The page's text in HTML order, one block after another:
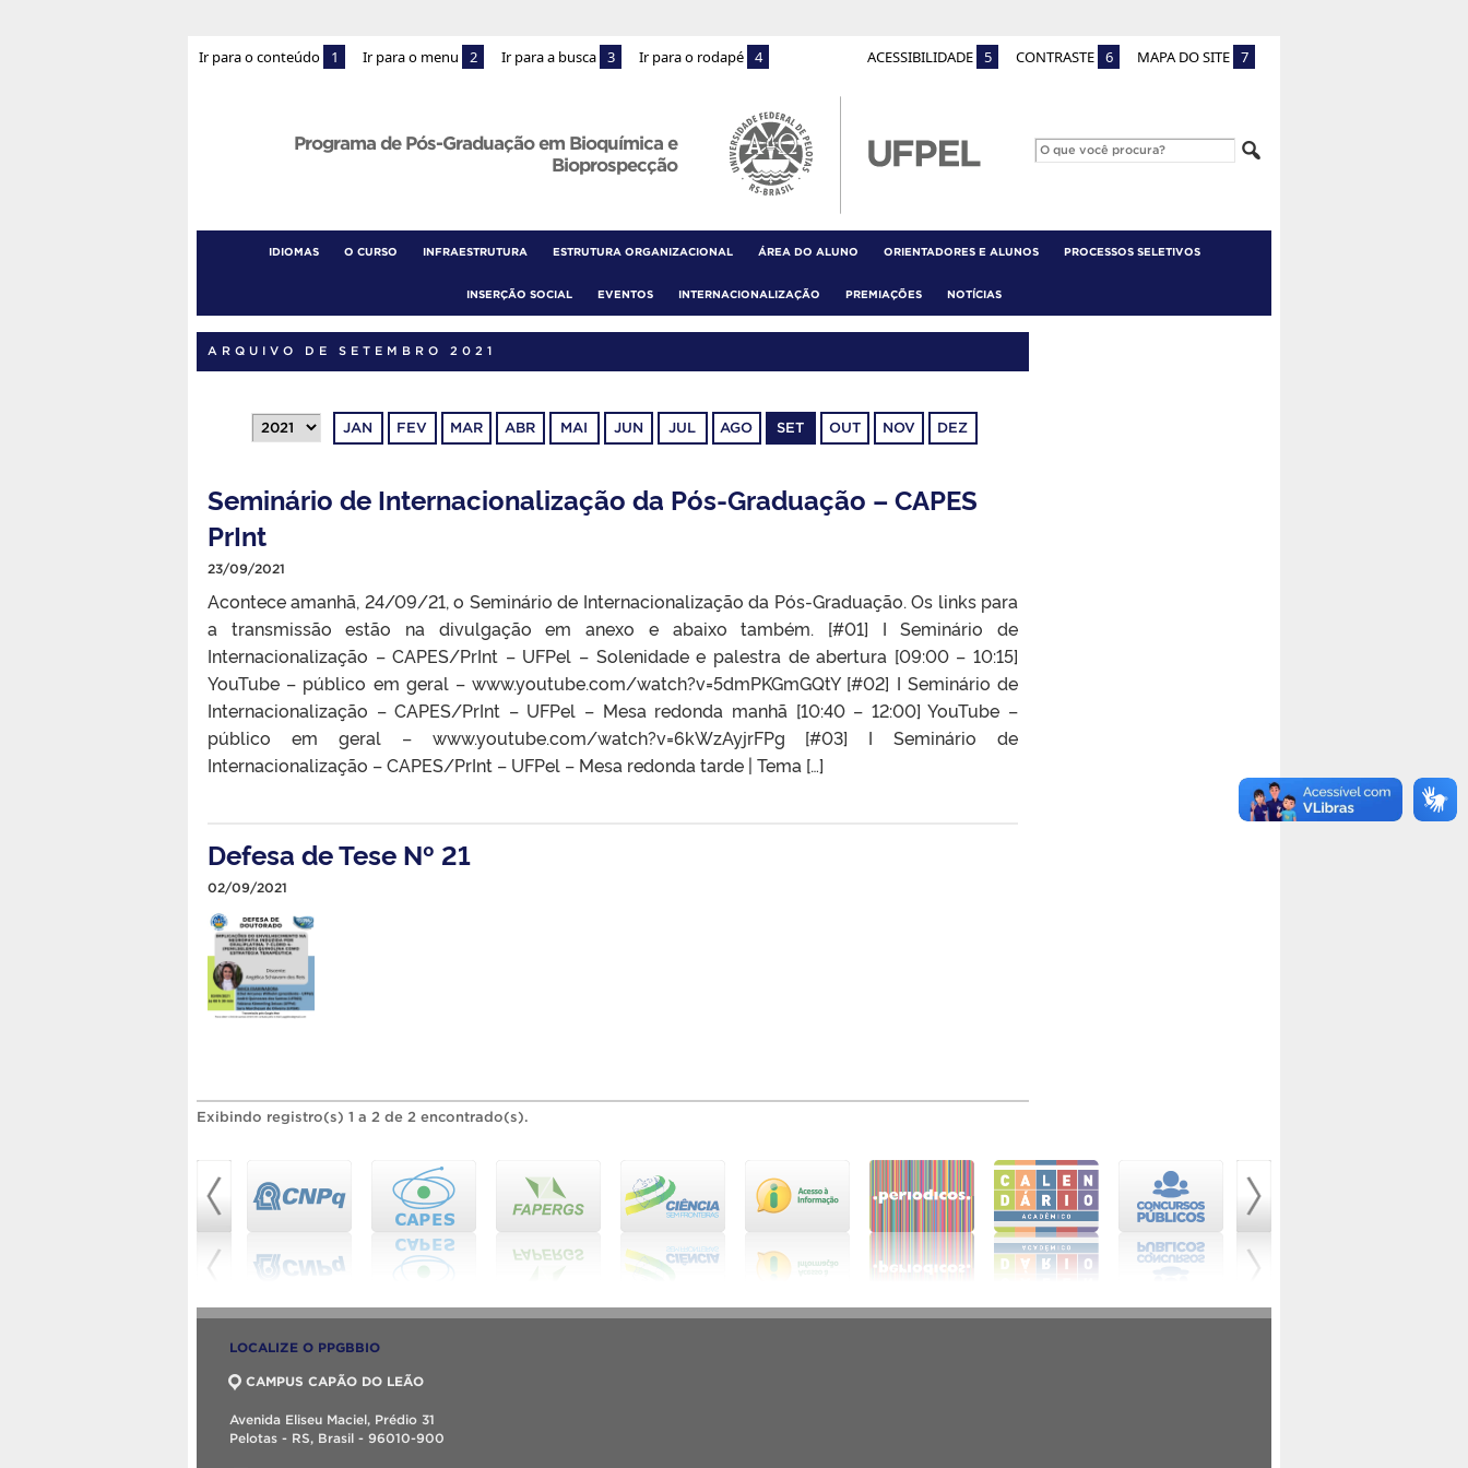
Ir para o conteúdo 1 Ir para o menu 2 Ir para a busca 3 Ir para o rodapé 4 ACESSIBILIDADE 5 CONTRASTE 6 MAPA DO SITE 7
Programa de Pós-Graduação em Bioquímica e
Bioprospecção
IDIOMAS O CURSO INFRAESTRUTURA ESTRUTURA ORGANIZACIONAL ÁREA DO ALUNO ORIENTADORES E ALUNOS PROCESSOS SELETIVOS
INSERÇÃO SOCIAL EVENTOS INTERNACIONALIZAÇÃO PREMIAÇÕES NOTÍCIAS
ARQUIVO DE SETEMBRO 2021
JAN FEV MAR ABR MAI JUN JUL AGO SET OUT NOV DEZ
Seminário de Internacionalização da Pós-Graduação – CAPES
PrInt
23/09/2021
Acontece amanhã, 24/09/21, o Seminário de Internacionalização da Pós-Graduação. Os links para
a transmissão estão na divulgação em anexo e abaixo também. [#01] I Seminário de
Internacionalização – CAPES/PrInt – UFPel – Solenidade e palestra de abertura [09:00 – 10:15]
YouTube – público em geral – www.youtube.com/watch?v=5dmPKGmGQtY [#02] I Seminário de
Internacionalização – CAPES/PrInt – UFPel – Mesa redonda manhã [10:40 – 12:00] YouTube –
público em geral – www.youtube.com/watch?v=6kWzAyjrFPg [#03] I Seminário de
Internacionalização – CAPES/PrInt – UFPel – Mesa redonda tarde | Tema […]
Defesa de Tese Nº 21
02/09/2021
Exibindo registro(s) 1 a 2 de 2 encontrado(s).
LOCALIZE O PPGBBIO
CAMPUS CAPÃO DO LEÃO
Avenida Eliseu Maciel, Prédio 31
Pelotas - RS, Brasil - 96010-900